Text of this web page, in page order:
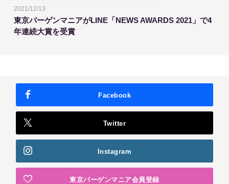
2021/12/13
東京バーゲンマニアがLINE「NEWS AWARDS 2021」で4
年連続大賞を受賞
Facebook
Twitter
Instagram
東京バーゲンマニア会員登録